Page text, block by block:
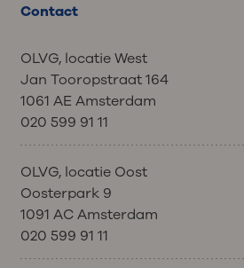
Contact
OLVG, locatie West
Jan Tooropstraat 164
1061 AE Amsterdam
020 599 91 11
OLVG, locatie Oost
Oosterpark 9
1091 AC Amsterdam
020 599 91 11